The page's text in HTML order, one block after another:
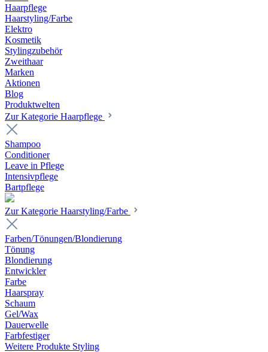
Haarpflege
Haarstyling/Farbe
Elektro
Kosmetik
Stylingzubehör
Zweithaar
Marken
Aktionen
Blog
Produktwelten
Zur Kategorie Haarpflege
Shampoo
Conditioner
Leave in Pflege
Intensivpflege
Bartpflege
Zur Kategorie Haarstyling/Farbe
Farben/Tönungen/Blondierung
Tönung
Blondierung
Entwickler
Farbe
Haarspray
Schaum
Gel/Wax
Dauerwelle
Farbfestiger
Weitere Produkte Styling